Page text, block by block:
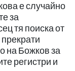
е случайно
за
тя поиска от
на Божков за
регистри и